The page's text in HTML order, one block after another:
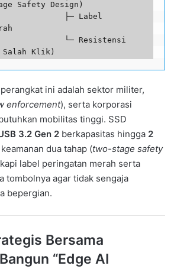
Safety Design)
ini adalah sektor militer,
enforcement), serta korporasi
mobilitas tinggi. SSD
3.2 Gen 2 berkapasitas hingga 2
dua tahap (two-stage safety
label peringatan merah serta
tombolnya agar tidak sengaja
bepergian.
Bersama
“Edge AI